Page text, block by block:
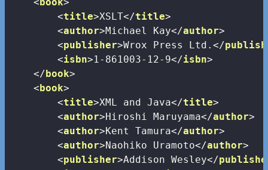
<title>XSLT</title>
<author>Michael Kay</author>
<publisher>Wrox Press Ltd.</
<isbn>1-861003-12-9</isbn>
</book>
<book>
<title>XML and Java</title>
<author>Hiroshi Maruyama</author>
<author>Kent Tamura</author>
<author>Naohiko Uramoto</author>
<publisher>Addison Wesley</